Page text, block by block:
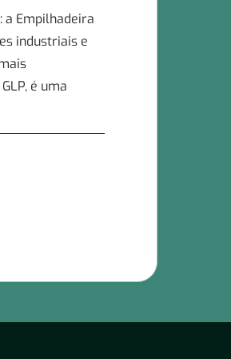
a Empilhadeira
industriais e
é uma